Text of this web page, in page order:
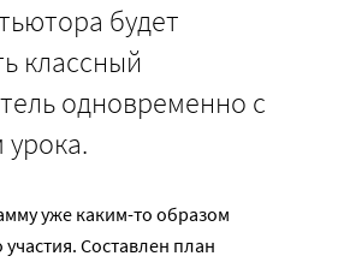
будет
классный
одновременно с
уже каким-то образом
Составлен план